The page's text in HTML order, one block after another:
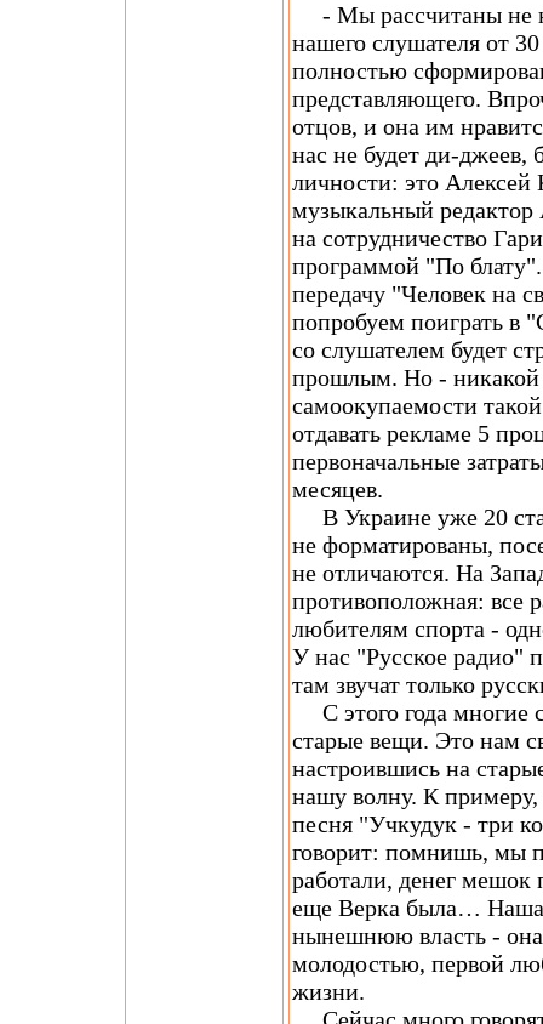
- Мы рассчитаны не
нашего слушателя от
полностью
представляющего.
отцов, и она им
нас не будет ди-джеев,
личности: это Алексей
музыкальный редактор
на сотрудничество
программой "По
передачу "Человек на
попробуем поиграть в
со слушателем будет
прошлым. Но - никакой
самоокупаемости
отдавать рекламе 5
первоначальные
месяцев.
В Украине уже 20
не форматированы,
не отличаются. На
противоположная: все
любителям спорта -
У нас "Русское радио"
там звучат только
С этого года многие
старые вещи. Это нам
настроившись на
нашу волну. К примеру,
песня "Учкудук - три
говорит: помнишь, мы
работали, денег мешок
еще Верка была… Наша
нынешнюю власть - она
молодостью, первой
жизни.